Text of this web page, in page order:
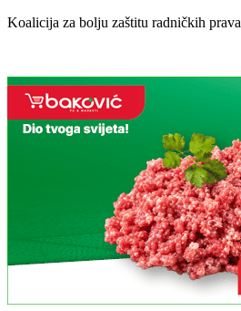
Koalicija za bolju zaštitu radničkih prava